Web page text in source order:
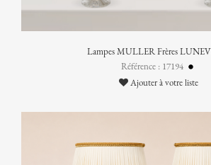
Lampes MULLER Frères
Référence : 17194
Ajouter à votre liste